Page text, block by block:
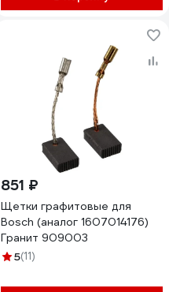
851 ₽
Щетки графитовые для
Bosch (аналог 1607014176)
Гранит 909003
5(11)